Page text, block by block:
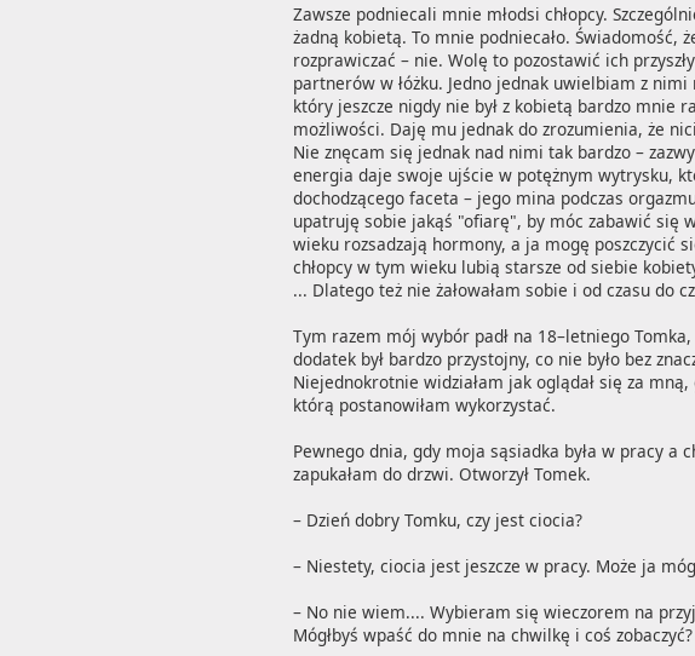
Zawsze podniecali mnie młodsi chłopcy.
żadną kobietą. To mnie podniecało. Świadomość,
rozprawiczać – nie. Wolę to pozostawić ich
partnerów w łóżku. Jedno jednak uwielbiam z
który jeszcze nigdy nie był z kobietą bardzo
możliwości. Daję mu jednak do zrozumienia, że
Nie znęcam się jednak nad nimi tak bardzo –
energia daje swoje ujście w potężnym wytrysku,
dochodzącego faceta – jego mina podczas
upatruję sobie jakąś "ofiarę", by móc zabawić się
wieku rozsadzają hormony, a ja mogę poszczycić
chłopcy w tym wieku lubią starsze od siebie
... Dlatego też nie żałowałam sobie i od czasu do
Tym razem mój wybór padł na 18–letniego
dodatek był bardzo przystojny, co nie było bez
Niejednokrotnie widziałam jak oglądał się za
którą postanowiłam wykorzystać.
Pewnego dnia, gdy moja sąsiadka była w pracy a
zapukałam do drzwi. Otworzył Tomek.
– Dzień dobry Tomku, czy jest ciocia?
– Niestety, ciocia jest jeszcze w pracy. Może ja
– No nie wiem.... Wybieram się wieczorem na
Mógłbyś wpaść do mnie na chwilkę i coś